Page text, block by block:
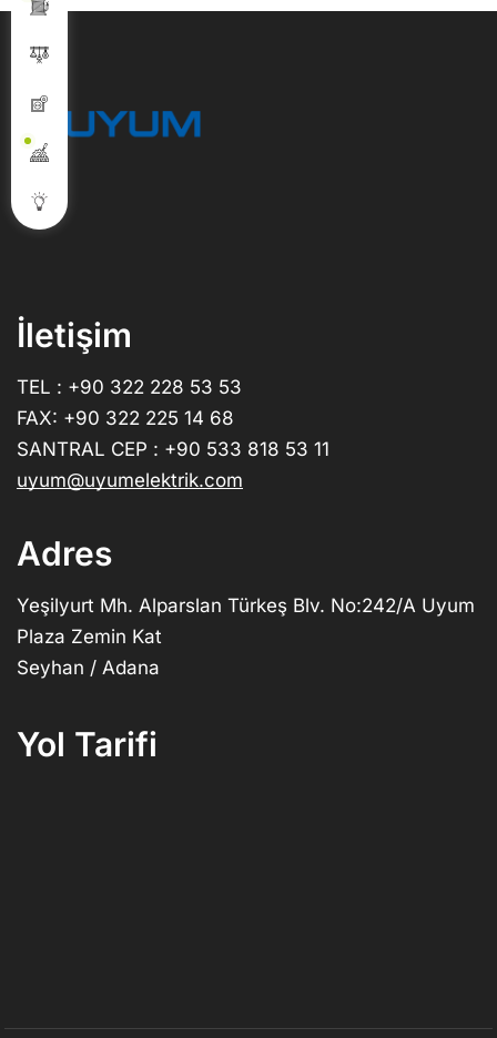
İletişim
TEL : +90 322 228 53 53
FAX: +90 322 225 14 68
SANTRAL CEP : +90 533 818 53 11
uyum@uyumelektrik.com
Adres
Yeşilyurt Mh. Alparslan Türkeş Blv. No:242/A Uyum
Plaza Zemin Kat
Seyhan / Adana
Yol Tarifi